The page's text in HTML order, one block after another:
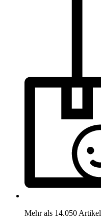
Mehr als 14.050 Artikel